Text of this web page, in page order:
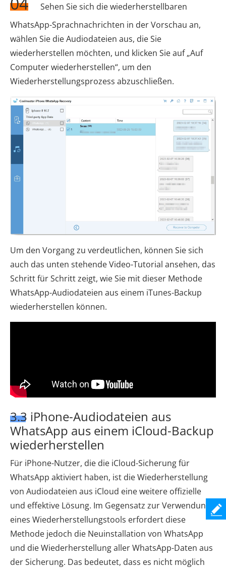
Sehen Sie sich die wiederherstellbaren
WhatsApp-Sprachnachrichten in der Vorschau an,
wählen Sie die Audiodateien aus, die Sie
wiederherstellen möchten, und klicken Sie auf „Auf
Computer wiederherstellen“, um den
Wiederherstellungsprozess abzuschließen.
Um den Vorgang zu verdeutlichen, können Sie sich
auch das unten stehende Video-Tutorial ansehen, das
Schritt für Schritt zeigt, wie Sie mit dieser Methode
WhatsApp-Audiodateien aus einem iTunes-Backup
wiederherstellen können.
3.3 iPhone-Audiodateien aus
WhatsApp aus einem iCloud-Backup
wiederherstellen
Für iPhone-Nutzer, die die iCloud-Sicherung für
WhatsApp aktiviert haben, ist die Wiederherstellung
von Audiodateien aus iCloud eine weitere offizielle
und effektive Lösung. Im Gegensatz zur Verwendung
eines Wiederherstellungstools erfordert diese
Methode jedoch die Neuinstallation von WhatsApp
und die Wiederherstellung aller WhatsApp-Daten aus
der Sicherung. Das bedeutet, dass es nicht möglich